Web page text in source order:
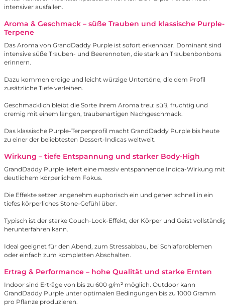
intensiver ausfallen.
Aroma & Geschmack – süße Trauben und klassische Purple-
Terpene
Das Aroma von GrandDaddy Purple ist sofort erkennbar. Dominant sind
intensive süße Trauben- und Beerennoten, die stark an Traubenbonbons
erinnern.
Dazu kommen erdige und leicht würzige Untertöne, die dem Profil
zusätzliche Tiefe verleihen.
Geschmacklich bleibt die Sorte ihrem Aroma treu: süß, fruchtig und
cremig mit einem langen, traubenartigen Nachgeschmack.
Das klassische Purple-Terpenprofil macht GrandDaddy Purple bis heute
zu einer der beliebtesten Dessert-Indicas weltweit.
Wirkung – tiefe Entspannung und starker Body-High
GrandDaddy Purple liefert eine massiv entspannende Indica-Wirkung mit
deutlichem körperlichem Fokus.
Die Effekte setzen angenehm euphorisch ein und gehen schnell in ein
tiefes körperliches Stone-Gefühl über.
Typisch ist der starke Couch-Lock-Effekt, der Körper und Geist
herunterfahren kann.
Ideal geeignet für den Abend, zum Stressabbau, bei Schlafproblemen
oder einfach zum kompletten Abschalten.
Ertrag & Performance – hohe Qualität und starke Ernten
Indoor sind Erträge von bis zu 600 g/m² möglich. Outdoor kann
GrandDaddy Purple unter optimalen Bedingungen bis zu 1000 Gramm
pro Pflanze produzieren.